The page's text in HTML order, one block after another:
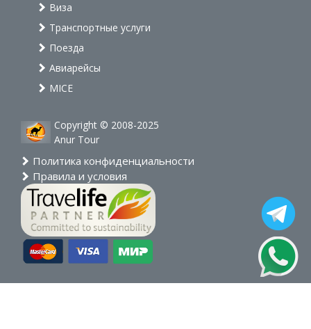
Виза
Транспортные услуги
Поезда
Авиарейсы
MICE
Copyright © 2008-2025
Anur Tour
Политика конфиденциальности
Правила и условия